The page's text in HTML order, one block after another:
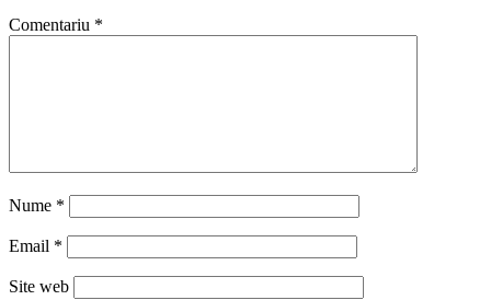
Comentariu *
Nume *
Email *
Site web